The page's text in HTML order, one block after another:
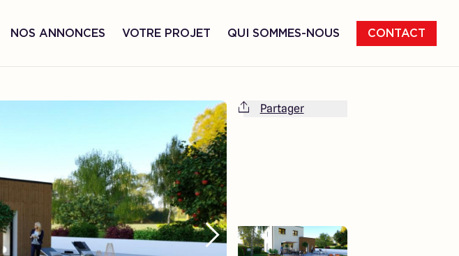
NOS ANNONCES VOTRE PROJET QUI SOMMES-NOUS CONTACT
Partager